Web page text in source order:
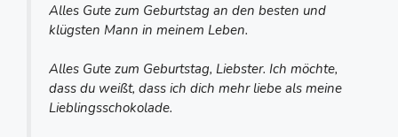
Alles Gute zum Geburtstag an den besten und
klügsten Mann in meinem Leben.
Alles Gute zum Geburtstag, Liebster. Ich möchte,
dass du weißt, dass ich dich mehr liebe als meine
Lieblingsschokolade.